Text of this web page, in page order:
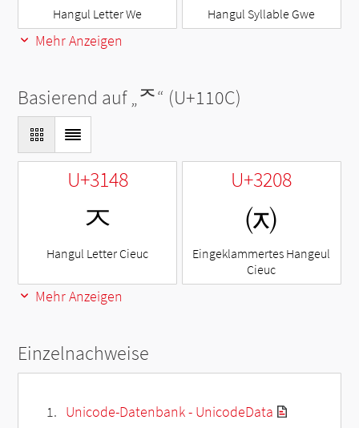
Hangul Letter We Hangul Syllable Gwe
Mehr Anzeigen
Basierend auf „ᄌ“ (U+110C)
U+3148
ㅈ
Hangul Letter Cieuc
U+3208
㈈
Eingeklammertes Hangeul
Cieuc
Mehr Anzeigen
Einzelnachweise
Unicode-Datenbank - UnicodeData